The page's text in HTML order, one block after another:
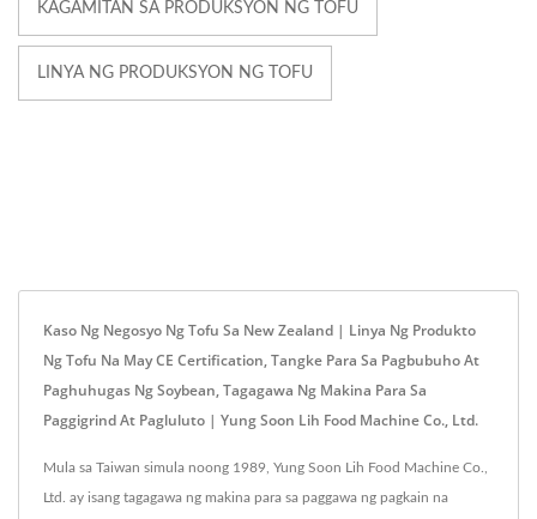
KAGAMITAN SA PRODUKSYON NG TOFU
LINYA NG PRODUKSYON NG TOFU
Kaso Ng Negosyo Ng Tofu Sa New Zealand | Linya Ng Produkto
Ng Tofu Na May CE Certification, Tangke Para Sa Pagbubuho At
Paghuhugas Ng Soybean, Tagagawa Ng Makina Para Sa
Paggigrind At Pagluluto | Yung Soon Lih Food Machine Co., Ltd.
Mula sa Taiwan simula noong 1989, Yung Soon Lih Food Machine Co.,
Ltd. ay isang tagagawa ng makina para sa paggawa ng pagkain na